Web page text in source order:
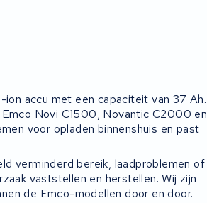
accu met een capaciteit van 37 Ah.
Novi C1500, Novantic C2000 en
voor opladen binnenshuis en past
verminderd bereik, laadproblemen of
vaststellen en herstellen. Wij zijn
de Emco-modellen door en door.